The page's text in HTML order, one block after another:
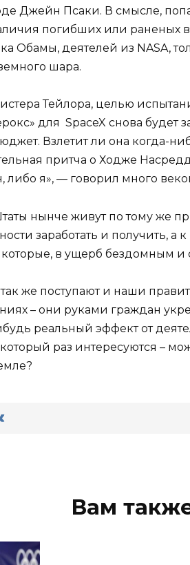
Джейн Псаки. В смысле,
погибших или
Обамы, деятелей из NASA,
шара.
Тейлора, целью
для SpaceX снова
Взлетит ли она когда-
притча о Ходже
либо я», — говорил много
нынче живут по тому же
заработать и получить,
которые, в ущерб бездомным
так же поступают и наши
– они руками граждан
реальный эффект от
раз интересуются –
Вам